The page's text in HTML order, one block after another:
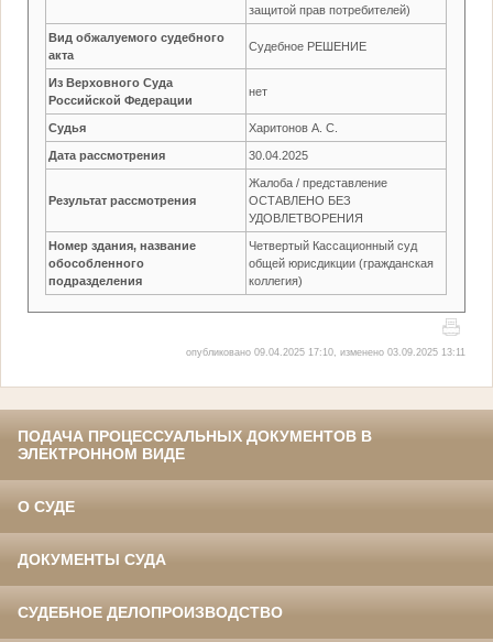
защитой прав потребителей)
Вид обжалуемого судебного
акта
Судебное РЕШЕНИЕ
Из Верховного Суда
Российской Федерации
нет
Судья Харитонов А. С.
Дата рассмотрения 30.04.2025
Результат рассмотрения
Жалоба / представление
ОСТАВЛЕНО БЕЗ
УДОВЛЕТВОРЕНИЯ
Номер здания, название
обособленного
подразделения
Четвертый Кассационный суд
общей юрисдикции (гражданская
коллегия)
опубликовано 09.04.2025 17:10, изменено 03.09.2025 13:11
ПОДАЧА ПРОЦЕССУАЛЬНЫХ ДОКУМЕНТОВ В
ЭЛЕКТРОННОМ ВИДЕ
О СУДЕ
ДОКУМЕНТЫ СУДА
СУДЕБНОЕ ДЕЛОПРОИЗВОДСТВО